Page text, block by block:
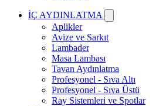
İÇ AYDINLATMA
Aplikler
Avize ve Sarkıt
Lambader
Masa Lambası
Tavan Aydınlatma
Profesyonel - Sıva Altı
Profesyonel - Sıva Üstü
Ray Sistemleri ve Spotlar